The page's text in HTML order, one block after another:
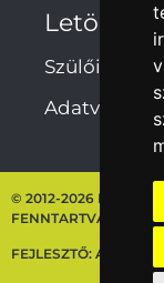
Szülői
Adatvédelmi
© 2012-2026 NEBULÓ-
FENNTARTVA
FEJLESZTŐ: